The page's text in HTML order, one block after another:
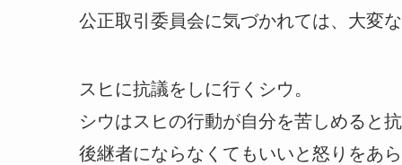
公正取引委員会に気づかれては、大変
スヒに抗議をしに行くシウ。
シウはスヒの行動が自分を苦しめると
後継者にならなくてもいいと怒りをあ